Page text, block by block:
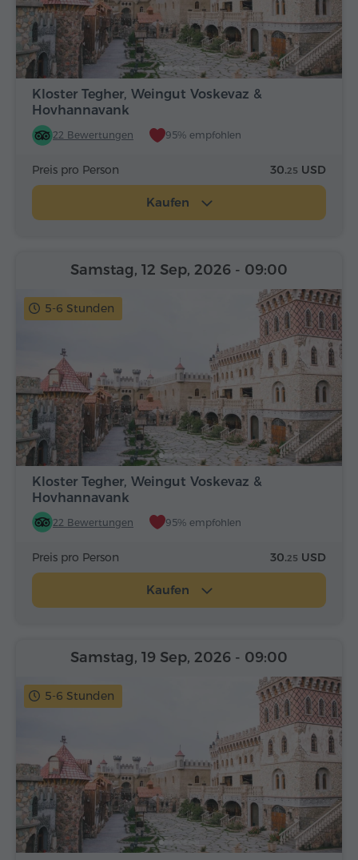
Kloster Tegher, Weingut Voskevaz &
Hovhannavank
22 Bewertungen 95% empfohlen
Preis pro Person 30.25 USD
Kaufen
5-6 Stunden
Kloster Tegher, Weingut Voskevaz &
Hovhannavank
22 Bewertungen 95% empfohlen
Samstag, 12 Sep, 2026 - 09:00
Preis pro Person 30.25 USD
Kaufen
5-6 Stunden
Samstag, 19 Sep, 2026 - 09:00